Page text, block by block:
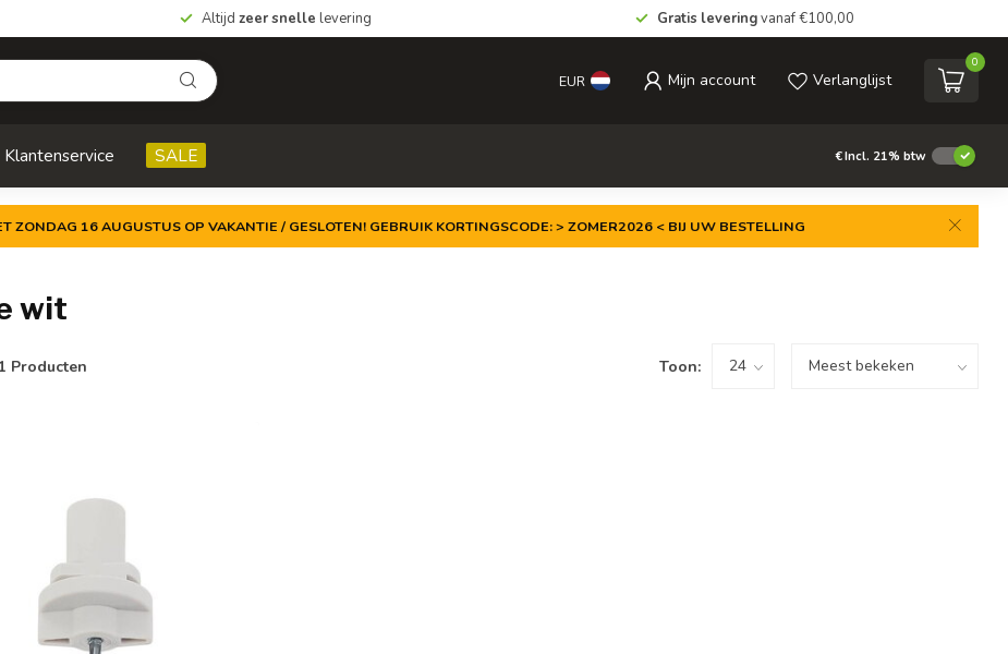
Altijd zeer snelle levering Gratis leveringvanaf €100,00
EUR Mijn account Verlanglijst
0
Klantenservice SALE €Incl. 21% btw
ZONDAG 16 AUGUSTUS OP VAKANTIE / GESLOTEN! GEBRUIK KORTINGSCODE: > ZOMER2026 < BIJ UW BESTELLING
wit
1 Producten Toon: